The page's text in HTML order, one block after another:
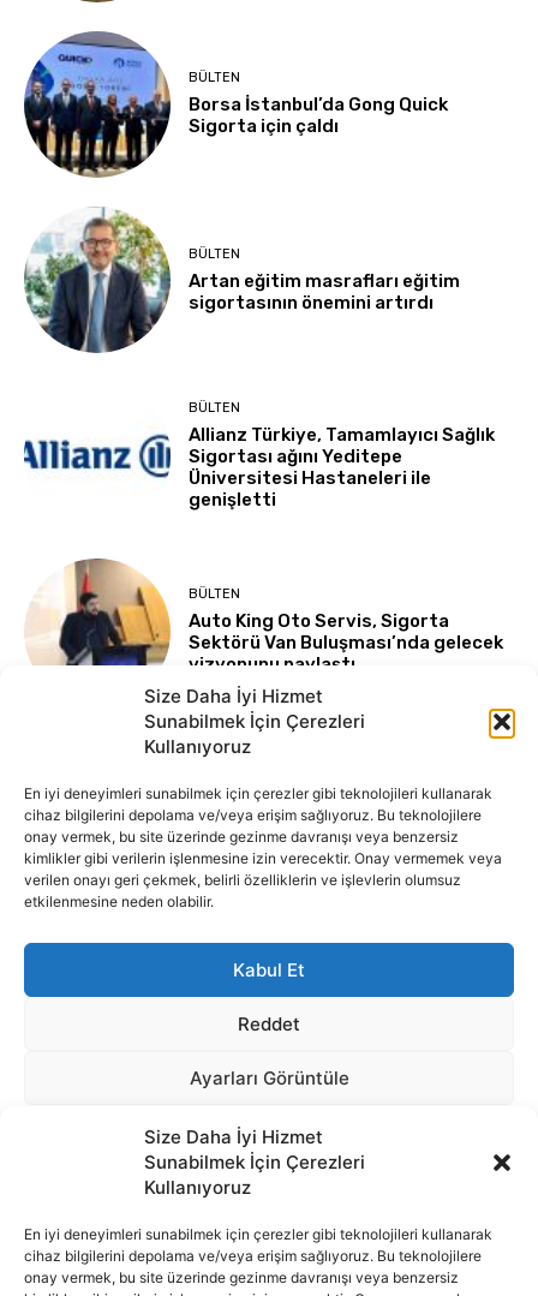
Size Daha İyi Hizmet
Sunabilmek İçin Çerezleri
Kullanıyoruz
En iyi deneyimleri sunabilmek için çerezler gibi teknolojileri kullanarak
cihaz bilgilerini depolama ve/veya erişim sağlıyoruz. Bu teknolojilere
onay vermek, bu site üzerinde gezinme davranışı veya benzersiz
İnternet portalımızda yer alan tüm haber metini, resim ve benzeri